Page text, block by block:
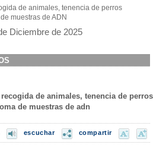
de animales, tenencia de perros
muestras de ADN
Diciembre de 2025
de animales, tenencia de perros
de muestras de adn
escuchar compartir